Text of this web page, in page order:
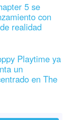
5 se
con
realidad
Playtime ya
un
en The